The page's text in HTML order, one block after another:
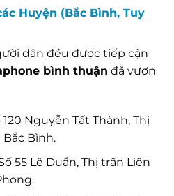
Huyện (Bắc Bình, Tuy
dân đều được tiếp cận
bình thuận đã vươn
Nguyễn Tất Thành, Thị
Bắc Bình.
55 Lê Duẩn, Thị trấn Liên